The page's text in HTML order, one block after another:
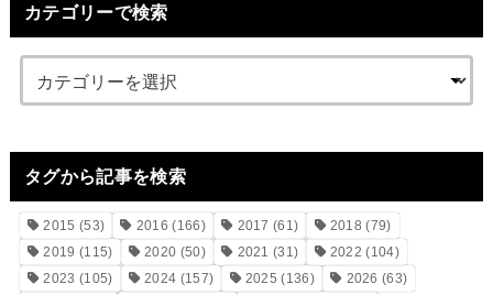
カテゴリーで検索
タグから記事を検索
2015 (53) 2016 (166) 2017 (61) 2018 (79)
2019 (115) 2020 (50) 2021 (31) 2022 (104)
2023 (105) 2024 (157) 2025 (136) 2026 (63)